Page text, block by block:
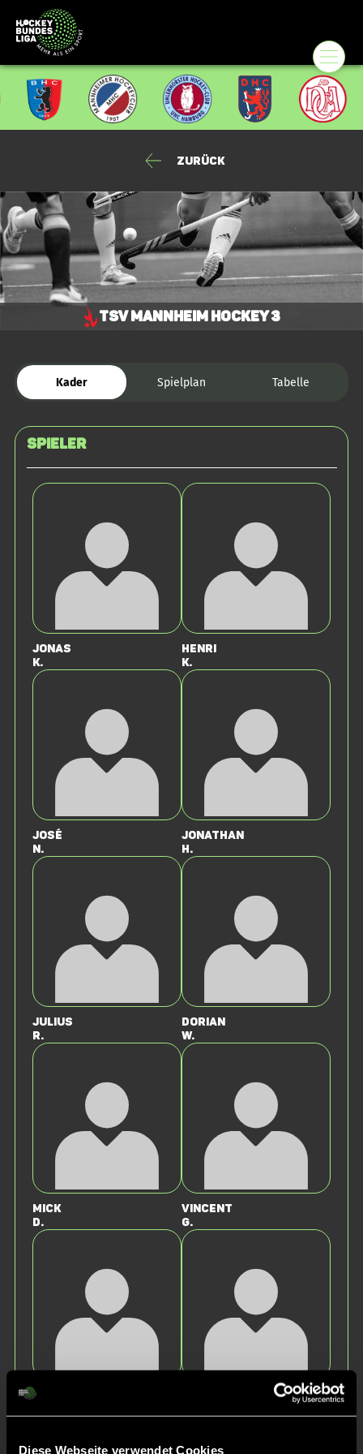
Diese Webseite verwendet Cookies
Zurück
TSV Mannheim Hockey 3
Kader Spielplan Tabelle
Spieler
Jonas
K.
Henri
K.
José
N.
Jonathan
H.
Julius
R.
Dorian
W.
Mick
D.
Vincent
G.
Theodor